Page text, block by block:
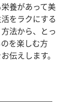
養があって美
をラクにする
法から、とっ
を楽しむ方
伝えします。